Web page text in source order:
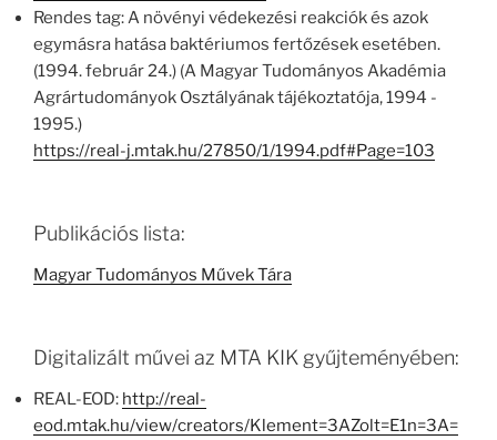
Rendes tag: A növényi védekezési reakciók és azok
egymásra hatása baktériumos fertőzések esetében.
(1994. február 24.) (A Magyar Tudományos Akadémia
Agrártudományok Osztályának tájékoztatója, 1994 -
1995.)
https://real-j.mtak.hu/27850/1/1994.pdf#Page=103
Publikációs lista:
Magyar Tudományos Művek Tára
Digitalizált művei az MTA KIK gyűjteményében:
REAL-EOD: http://real-
eod.mtak.hu/view/creators/Klement=3AZolt=E1n=3A=